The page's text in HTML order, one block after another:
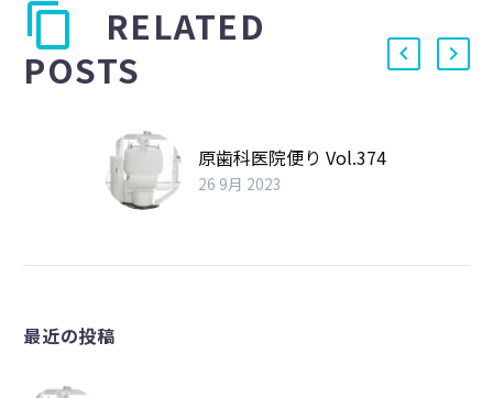
RELATED
POSTS
原歯科医院便り Vol.374
26 9月 2023
最近の投稿